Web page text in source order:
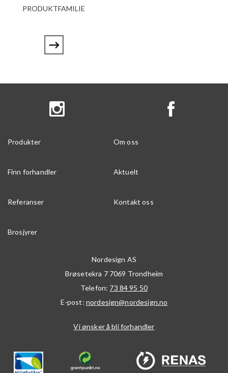
PRODUKTFAMILIE
Produkter Om oss
Finn forhandler Aktuelt
Referanser Kontakt oss
Brosjyrer
Nordesign AS
Brøsetekra 7 7069 Trondheim
Telefon: 73 84 95 50
E-post: nordesign@nordesign.no
Vi ønsker å bli forhandler